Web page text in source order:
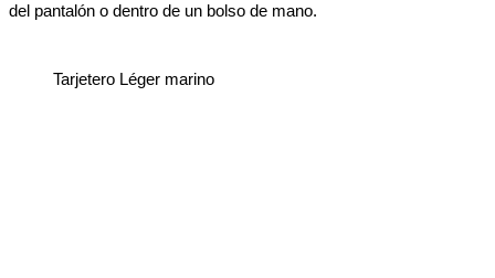
del pantalón o dentro de un bolso de mano.
Tarjetero Léger marino